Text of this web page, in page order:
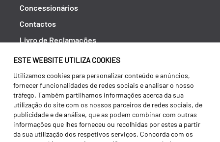
ESTE WEBSITE UTILIZA COOKIES
Utilizamos cookies para personalizar conteúdo e anúncios,
fornecer funcionalidades de redes sociais e analisar o nosso
tráfego. Também partilhamos informações acerca da sua
utilização do site com os nossos parceiros de redes sociais, de
publicidade e de análise, que as podem combinar com outras
informações que lhes forneceu ou recolhidas por estes a partir
da sua utilização dos respetivos serviços. Concorda com os
Concessionários
Contactos
Livro de Reclamações
Política de Privacidade
Canal de Denúncias (RGPC)
Termos e condições